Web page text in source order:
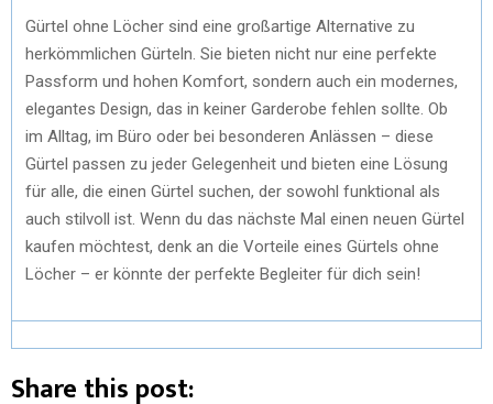
Gürtel ohne Löcher sind eine großartige Alternative zu
herkömmlichen Gürteln. Sie bieten nicht nur eine perfekte
Passform und hohen Komfort, sondern auch ein modernes,
elegantes Design, das in keiner Garderobe fehlen sollte. Ob
im Alltag, im Büro oder bei besonderen Anlässen – diese
Gürtel passen zu jeder Gelegenheit und bieten eine Lösung
für alle, die einen Gürtel suchen, der sowohl funktional als
auch stilvoll ist. Wenn du das nächste Mal einen neuen Gürtel
kaufen möchtest, denk an die Vorteile eines Gürtels ohne
Löcher – er könnte der perfekte Begleiter für dich sein!
Share this post: